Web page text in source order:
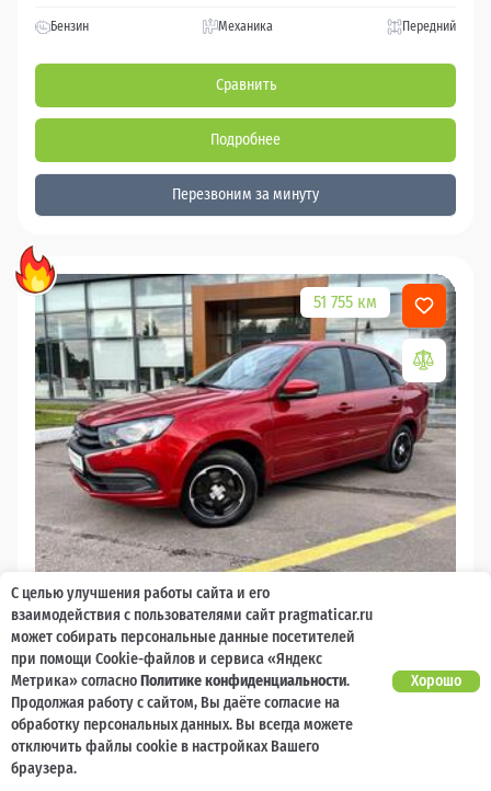
Бензин Механика Передний
Сравнить
Подробнее
Перезвоним за минуту
51 755 км
LADA (ВАЗ) Granta
2020
Ваш кешбек 5 000 баллов
Есть предложение?
Улучшим!
655 000 ₽
С целью улучшения работы сайта и его
взаимодействия с пользователями сайт pragmaticar.ru
может собирать персональные данные посетителей
при помощи Cookie-файлов и сервиса «Яндекс
Метрика» согласноПолитике конфиденциальности.
Продолжая работу с сайтом, Вы даёте согласие на
обработку персональных данных. Вы всегда можете
отключить файлы cookie в настройках Вашего
браузера.
Хорошо